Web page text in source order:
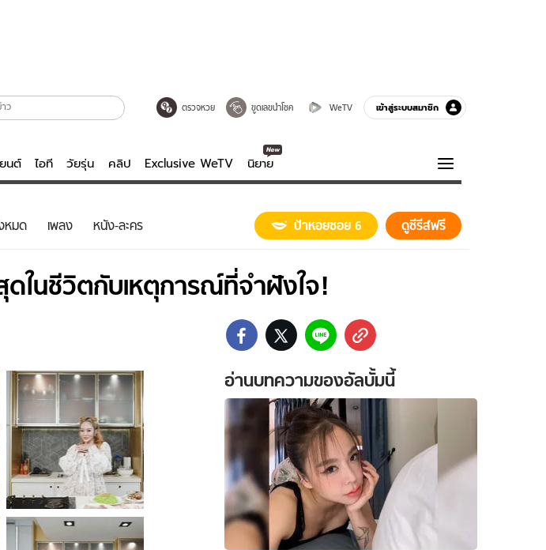
ตรวจหวย ขูดเลขนำโชค WeTV เข้าสู่ระบบสมาชิก
นต์ ไอที วัยรุ่น คลิป Exclusive WeTV นิยาย
ล์ บันเทิงครบรส
เกมส์
ดูทีวี
WeTV
Exclusive WeTV
นิยาย
ความรู้รอบตัว
ฮาวทู
tencentthbd sales@tencent.co.th
หมด เพลง หนัง-ละคร ป้าหอยซอย 6 ดูซีรีส์ฟรี
ในชีวิตกับเหตุการณ์ที่จำฝังใจ!
อ่านบทความของอัลบั้มนี้